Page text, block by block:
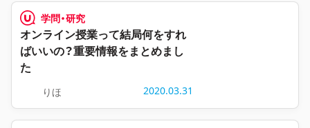
学問・研究
オンライン授業って結局何をすれ
ばいいの？重要情報をまとめまし
た
りほ 2020.03.31